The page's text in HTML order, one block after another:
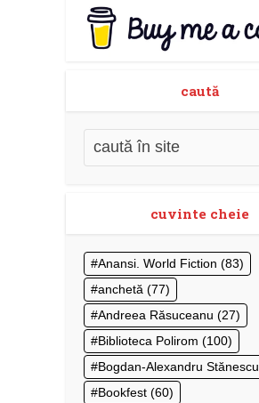
caută
cuvinte cheie
Anansi. World Fiction (83)
anchetă (77)
Andreea Răsuceanu (27)
Biblioteca Polirom (100)
Bogdan-Alexandru Stănescu
Bookfest (60)